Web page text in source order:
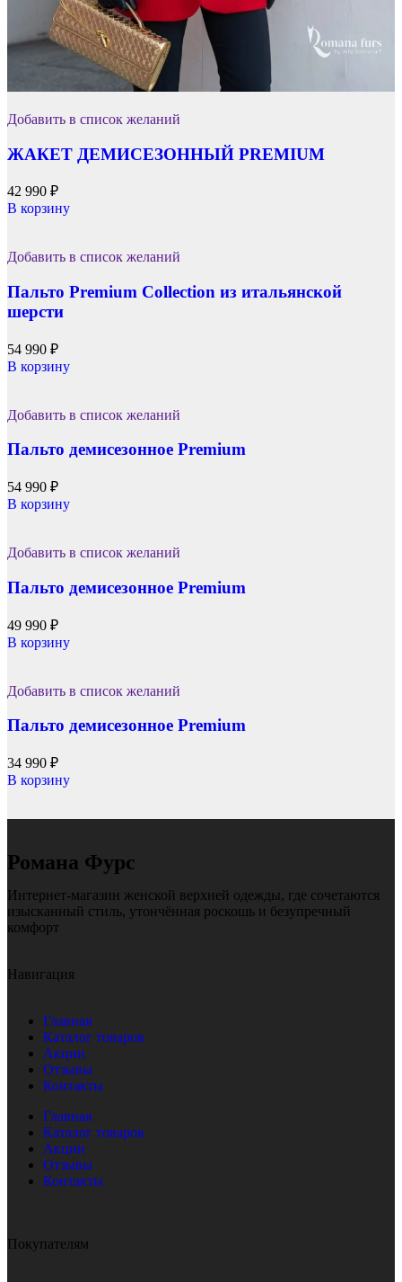
Добавить в список желаний
ЖАКЕТ ДЕМИСЕЗОННЫЙ PREMIUM
42 990 ₽
В корзину
Добавить в список желаний
Пальто Premium Collection из итальянской
шерсти
54 990 ₽
В корзину
Добавить в список желаний
Пальто демисезонное Premium
54 990 ₽
В корзину
Добавить в список желаний
Пальто демисезонное Premium
49 990 ₽
В корзину
Добавить в список желаний
Пальто демисезонное Premium
34 990 ₽
В корзину
Романа Фурс
Интернет-магазин женской верхней одежды, где сочетаются
изысканный стиль, утончённая роскошь и безупречный
комфорт
Навигация
Главная
Каталог товаров
Акции
Отзывы
Контакты
Главная
Каталог товаров
Акции
Отзывы
Контакты
Покупателям